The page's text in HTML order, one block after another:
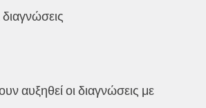
αυξηθεί οι διαγνώσεις με